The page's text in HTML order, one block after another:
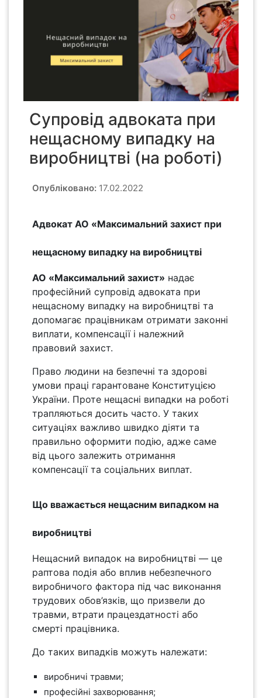
Супровід адвоката при
нещасному випадку на
виробництві (на роботі)
Опубліковано: 17.02.2022
Адвокат АО «Максимальний захист при
нещасному випадку на виробництві
АО «Максимальний захист» надає
професійний супровід адвоката при
нещасному випадку на виробництві та
допомагає працівникам отримати законні
виплати, компенсації і належний
правовий захист.
Право людини на безпечні та здорові
умови праці гарантоване Конституцією
України. Проте нещасні випадки на роботі
трапляються досить часто. У таких
ситуаціях важливо швидко діяти та
правильно оформити подію, адже саме
від цього залежить отримання
компенсації та соціальних виплат.
Що вважається нещасним випадком на
виробництві
Нещасний випадок на виробництві — це
раптова подія або вплив небезпечного
виробничого фактора під час виконання
трудових обов’язків, що призвели до
травми, втрати працездатності або
смерті працівника.
До таких випадків можуть належати:
виробничі травми;
професійні захворювання;